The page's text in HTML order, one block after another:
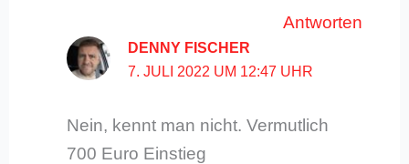
Antworten
DENNY FISCHER
7. JULI 2022 UM 12:47 UHR
Nein, kennt man nicht. Vermutlich
700 Euro Einstieg